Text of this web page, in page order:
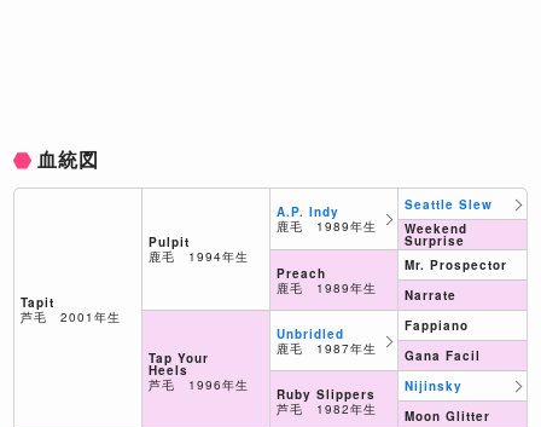
血統図
Tapit
芦毛 2001年生
Pulpit
鹿毛 1994年生
Tap Your
Heels
芦毛 1996年生
A.P. Indy
鹿毛 1989年生
Preach
鹿毛 1989年生
Unbridled
鹿毛 1987年生
Ruby Slippers
芦毛 1982年生
Seattle Slew
Weekend
Surprise
Mr. Prospector
Narrate
Fappiano
Gana Facil
Nijinsky
Moon Glitter